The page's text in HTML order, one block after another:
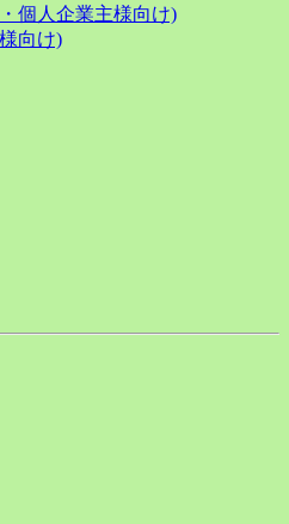
個人企業主様向け)
向け)